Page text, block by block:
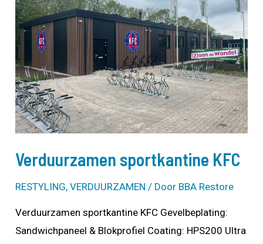
Verduurzamen sportkantine KFC
RESTYLING,VERDUURZAMEN / Door BBA Restore
Verduurzamen sportkantine KFC Gevelbeplating:
Sandwichpaneel & Blokprofiel Coating: HPS200 Ultra